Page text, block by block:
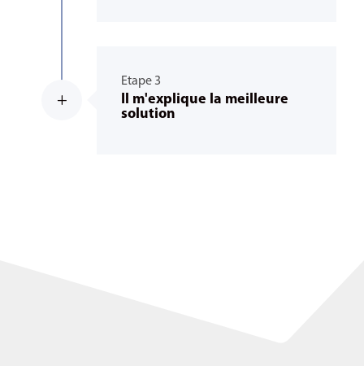
L
Etape 3
Il m'explique la meilleure
solution